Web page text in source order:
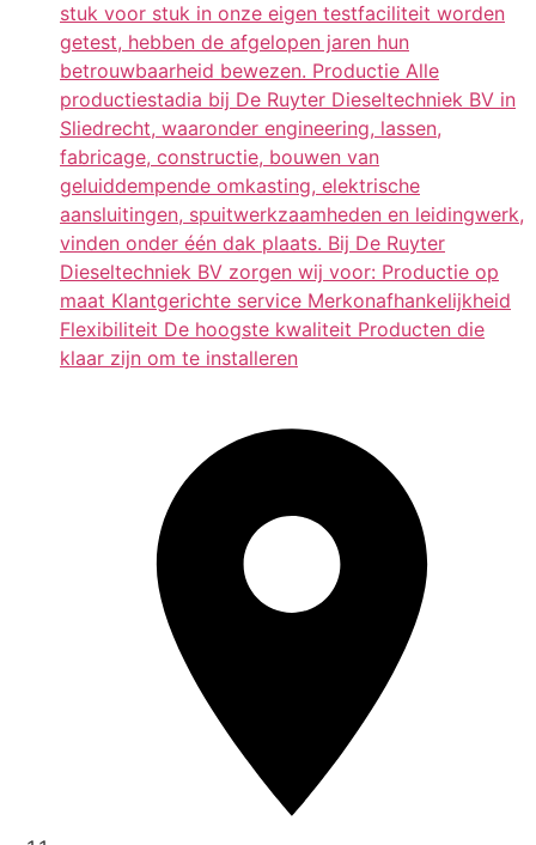
stuk voor stuk in onze eigen testfaciliteit worden
getest, hebben de afgelopen jaren hun
betrouwbaarheid bewezen. Productie Alle
productiestadia bij De Ruyter Dieseltechniek BV in
Sliedrecht, waaronder engineering, lassen,
fabricage, constructie, bouwen van
geluiddempende omkasting, elektrische
aansluitingen, spuitwerkzaamheden en leidingwerk,
vinden onder één dak plaats. Bij De Ruyter
Dieseltechniek BV zorgen wij voor: Productie op
maat Klantgerichte service Merkonafhankelijkheid
Flexibiliteit De hoogste kwaliteit Producten die
klaar zijn om te installeren